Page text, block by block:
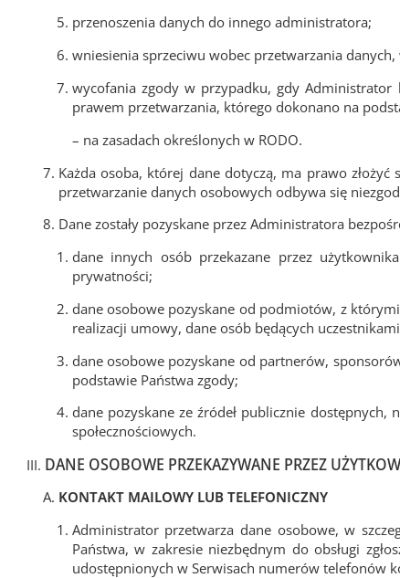
przenoszenia danych do innego administratora;
wniesienia sprzeciwu wobec przetwarzania
wycofania zgody w przypadku, gdy
prawem przetwarzania, którego dokonano na
– na zasadach określonych w RODO.
Każda osoba, której dane dotyczą, ma prawo
przetwarzanie danych osobowych odbywa się
Dane zostały pozyskane przez Administratora
dane innych osób przekazane przez
prywatności;
dane osobowe pozyskane od podmiotów, z
realizacji umowy, dane osób będących
dane osobowe pozyskane od partnerów,
podstawie Państwa zgody;
dane pozyskane ze źródeł publicznie
społecznościowych.
DANE OSOBOWE PRZEKAZYWANE PRZEZ
KONTAKT MAILOWY LUB TELEFONICZNY
Administrator przetwarza dane osobowe, w
Państwa, w zakresie niezbędnym do obsługi
udostępnionych w Serwisach numerów telefonów